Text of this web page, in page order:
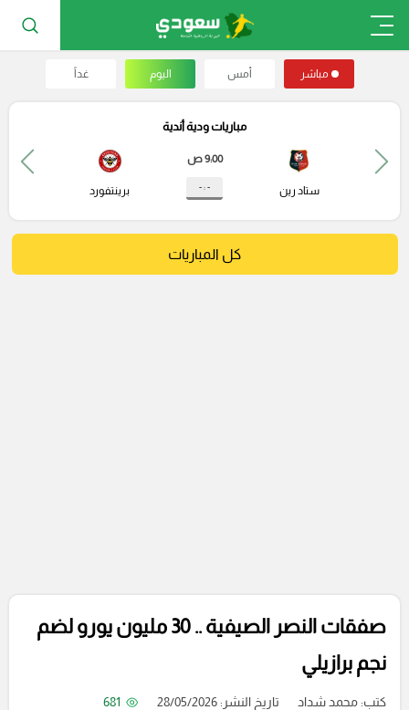
مباشر أمس اليوم غداً
مباريات ودية أندية
ستاد رين
9:00 ص
- : - برينتفورد
كل المباريات
صفقات النصر الصيفية .. 30 مليون يورو لضم
نجم برازيلي
كتب:محمد شداد تاريخ النشر: 28/05/2026
681